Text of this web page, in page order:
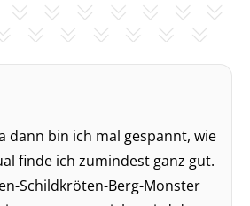
dann bin ich mal gespannt, wie
finde ich zumindest ganz gut.
Schildkröten-Berg-Monster